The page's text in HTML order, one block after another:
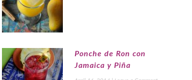
Ponche de Ron con
Jamaica y Piña